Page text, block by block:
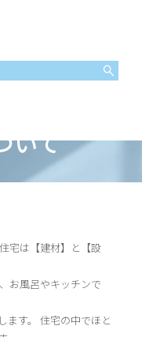
いて
宅は【建材】と【設
お風呂やキッチンで
ます。 住宅の中でほと